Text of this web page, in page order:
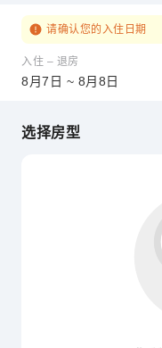
请确认您的入住日期
入住 – 退房
8月7日 ~ 8月8日
选择房型